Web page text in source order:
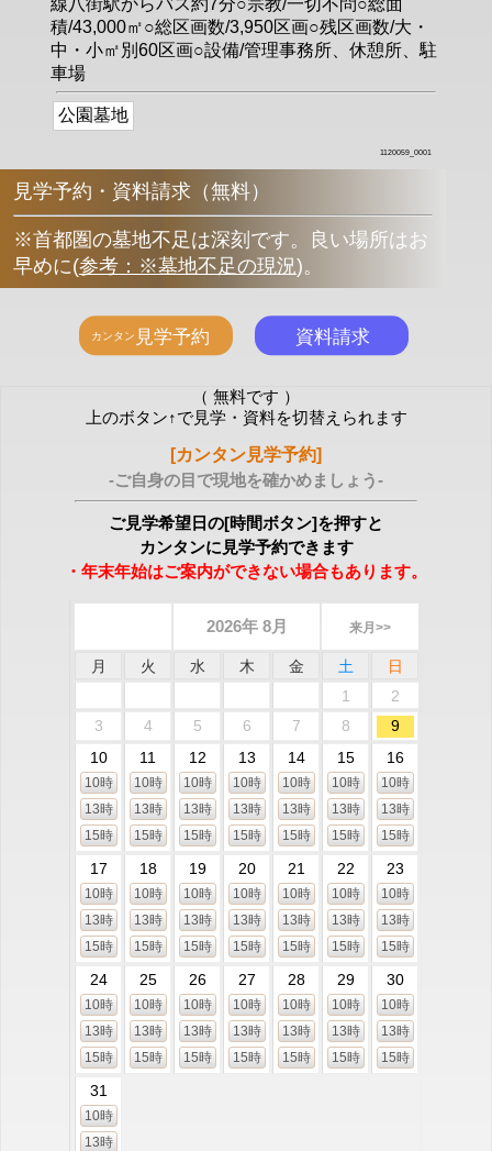
積/43,000㎡○総区画数/3,950区画○残区画数/大・
中・小㎡別60区画○設備/管理事務所、休憩所、駐
車場
公園墓地
1120059_0001
見学予約・資料請求（無料）
※首都圏の墓地不足は深刻です。良い場所はお
早めに(参考：※墓地不足の現況)。
（ 無料です ）
上のボタン↑で見学・資料を切替えられます
[カンタン見学予約]
-ご自身の目で現地を確かめましょう-
ご見学希望日の[時間ボタン]を押すと
カンタンに見学予約できます
・年末年始はご案内ができない場合もあります。
2026年 8月 来月>>
月 火 水 木 金 土
日
1
2
3
4 5 6 7 8
9
10
10時
13時
15時
11
10時
13時
15時
12
10時
13時
15時
13
10時
13時
15時
14
10時
13時
15時
15
10時
13時
15時
16
10時
13時
15時
17
10時
13時
15時
18
10時
13時
15時
19
10時
13時
15時
20
10時
13時
15時
21
10時
13時
15時
22
10時
13時
15時
23
10時
13時
15時
24
10時
13時
15時
25
10時
13時
15時
26
10時
13時
15時
27
10時
13時
15時
28
10時
13時
15時
29
10時
13時
15時
30
10時
13時
15時
31
10時
13時